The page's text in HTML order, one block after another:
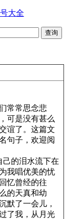
大全
常常思念悲
可是没有甚么
谊了。这篇文
句子，欢迎阅
的泪水流下在
我唱优美的忧
忆曾经的往
的天真和幼
默了一会儿，
了我，从月光